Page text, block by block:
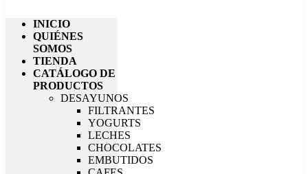
INICIO
QUIÉNES
SOMOS
TIENDA
CATÁLOGO DE
PRODUCTOS
DESAYUNOS
FILTRANTES
YOGURTS
LECHES
CHOCOLATES
EMBUTIDOS